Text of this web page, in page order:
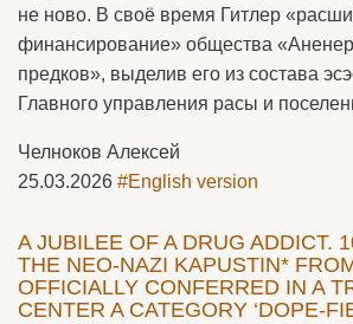
не ново. В своё время Гитлер
финансирование» общества
предков», выделив его из состава
Главного управления расы и
Челноков Алексей
25.03.2026 #English version
A JUBILEE OF A DRUG ADDICT.
THE NEO-NAZI KAPUSTIN*
OFFICIALLY CONFERRED IN A
CENTER A CATEGORY ‘DOPE-